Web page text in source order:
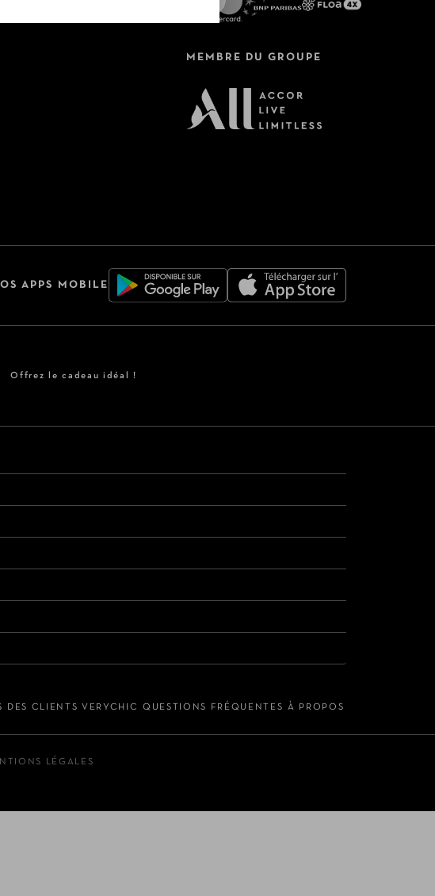
MEMBRE DU GROUPE
APPS MOBILE
Offrez le cadeau idéal !
DES CLIENTS VERYCHIC QUESTIONS FRÉQUENTES À PROPOS
LÉGALES